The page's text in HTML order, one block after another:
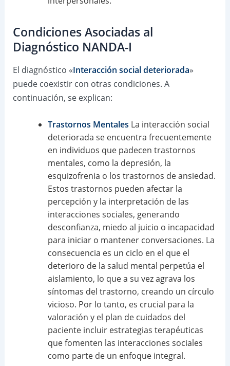
Condiciones Asociadas al
Diagnóstico NANDA-I
El diagnóstico «Interacción social deteriorada»
puede coexistir con otras condiciones. A
continuación, se explican:
Trastornos Mentales La interacción social
deteriorada se encuentra frecuentemente
en individuos que padecen trastornos
mentales, como la depresión, la
esquizofrenia o los trastornos de ansiedad.
Estos trastornos pueden afectar la
percepción y la interpretación de las
interacciones sociales, generando
desconfianza, miedo al juicio o incapacidad
para iniciar o mantener conversaciones. La
consecuencia es un ciclo en el que el
deterioro de la salud mental perpetúa el
aislamiento, lo que a su vez agrava los
síntomas del trastorno, creando un círculo
vicioso. Por lo tanto, es crucial para la
valoración y el plan de cuidados del
paciente incluir estrategias terapéuticas
que fomenten las interacciones sociales
como parte de un enfoque integral.